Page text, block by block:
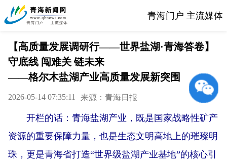
青海门户 主流媒体
【高质量发展调研行——世界盐湖·青海答卷】
守底线 闯难关 链未来
——格尔木盐湖产业高质量发展新突围
2026-05-14 07:35:11 来源：青海日报
开栏的话：青海盐湖产业，既是国家战略性矿产
资源的重要保障力量，也是生态文明高地上的璀璨明
珠，更是青海省打造“世界级盐湖产业基地”的核心引